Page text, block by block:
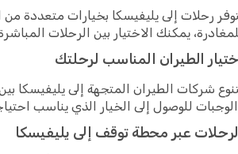
رحلات إلى يليفيسكا بخيارات متعددة
يمكنك الاختيار بين الرحلات
اختيار الطيران المناسب لرحلتك
شركات الطيران المتجهة إلى
للوصول إلى الخيار الذي يناسب
الرحلات عبر محطة توقف إلى يليفيسكا